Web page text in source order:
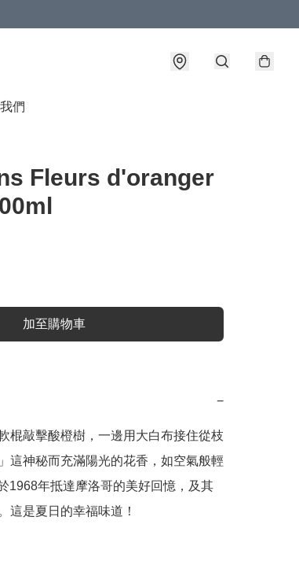
們
Fleurs d'oranger
加至購物車
−
棍敲擊酸橙樹，一邊用大白布接住從枝
這神秘而充滿陽光的花香，如空氣般輕
1968年抵達摩洛哥的美好回憶，及其
這是夏日的幸福味道！